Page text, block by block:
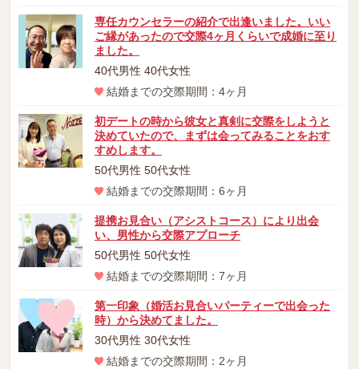
専任カウンセラーの紹介で出逢いました。いい
ご縁があったので交際4ヶ月くらいで成婚に至り
ました。
40代男性 40代女性
結婚までの交際期間：4ヶ月
初デートの時から彼女と真剣に交際をしようと
決めていたので、まずは会ってみることをおす
すめします。
50代男性 50代女性
結婚までの交際期間：6ヶ月
提携お見合い（アシストコース）により出会
い、男性から交際アプローチ
50代男性 50代女性
結婚までの交際期間：7ヶ月
第一印象（婚活お見合いパーティーで出会った
時）から決めてました。
30代男性 30代女性
結婚までの交際期間：2ヶ月